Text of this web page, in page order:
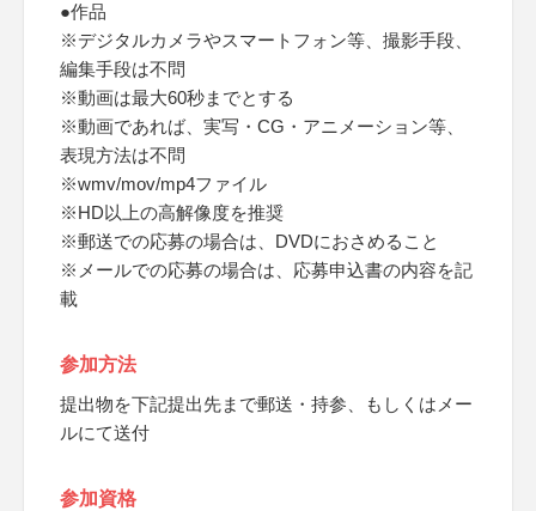
●作品
※デジタルカメラやスマートフォン等、撮影手段、
編集手段は不問
※動画は最大60秒までとする
※動画であれば、実写・CG・アニメーション等、
表現方法は不問
※wmv/mov/mp4ファイル
※HD以上の高解像度を推奨
※郵送での応募の場合は、DVDにおさめること
※メールでの応募の場合は、応募申込書の内容を記
載
参加方法
提出物を下記提出先まで郵送・持参、もしくはメー
ルにて送付
参加資格